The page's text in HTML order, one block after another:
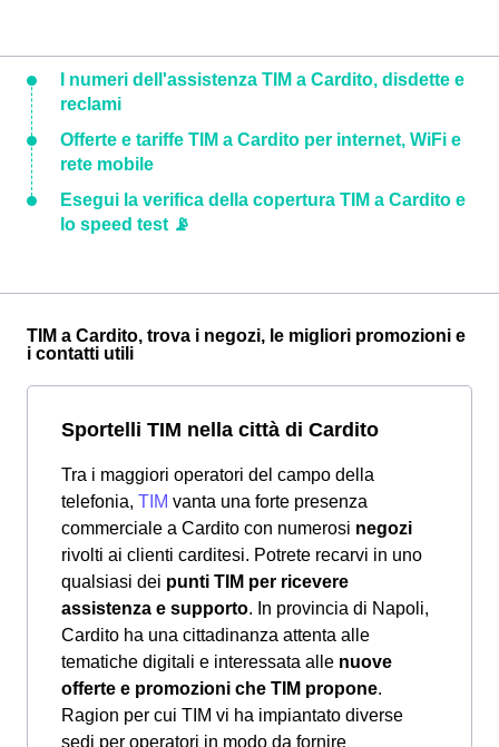
I numeri dell'assistenza TIM a Cardito, disdette e
reclami
Offerte e tariffe TIM a Cardito per internet, WiFi e
rete mobile
Esegui la verifica della copertura TIM a Cardito e
lo speed test 📡
TIM a Cardito, trova i negozi, le migliori promozioni e
i contatti utili
Sportelli TIM nella città di Cardito
Tra i maggiori operatori del campo della
telefonia, TIM vanta una forte presenza
commerciale a Cardito con numerosi negozi
rivolti ai clienti carditesi. Potrete recarvi in uno
qualsiasi dei punti TIM per ricevere
assistenza e supporto. In provincia di Napoli,
Cardito ha una cittadinanza attenta alle
tematiche digitali e interessata alle nuove
offerte e promozioni che TIM propone.
Ragion per cui TIM vi ha impiantato diverse
sedi per operatori in modo da fornire